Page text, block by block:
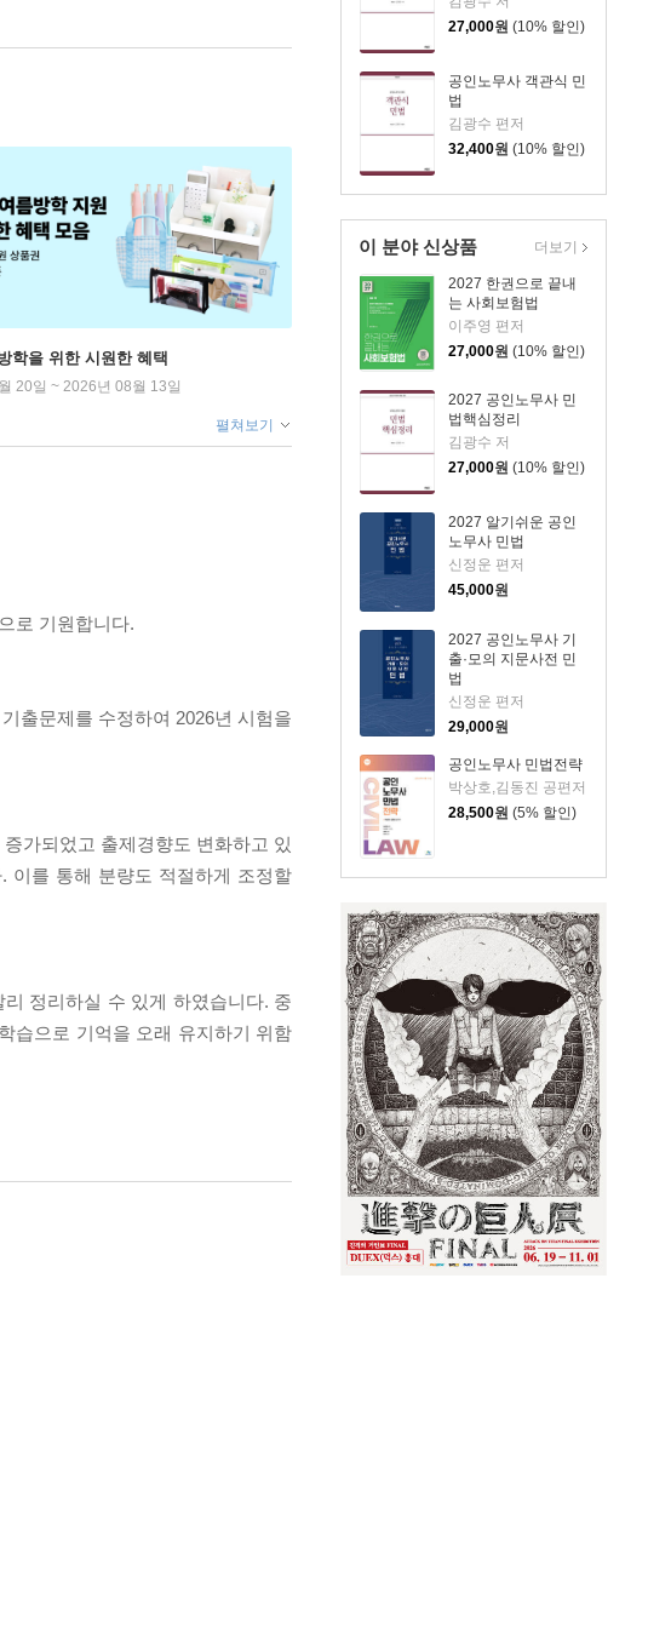
27,000원 (10% 할인)
공인노무사 객관식 민
법
김광수 편저
32,400원 (10% 할인)
이 분야 신상품
2027 한권으로 끝내
는 사회보험법
이주영 편저
27,000원 (10% 할인)
2027 공인노무사 민
법핵심정리
김광수 저
27,000원 (10% 할인)
2027 알기쉬운 공인
노무사 민법
신정운 편저
45,000원
2027 공인노무사 기
출·모의 지문사전 민
법
신정운 편저
29,000원
공인노무사 민법전략
박상호,김동진 공편저
28,500원 (5% 할인)
더보기
학을 위한 시원한 혜택
20일 ~ 2026년 08월 13일
펼쳐보기
로 기원합니다.
출문제를 수정하여 2026년 시험을
가되었고 출제경향도 변화하고 있
이를 통해 분량도 적절하게 조정할
정리하실 수 있게 하였습니다. 중
습으로 기억을 오래 유지하기 위함